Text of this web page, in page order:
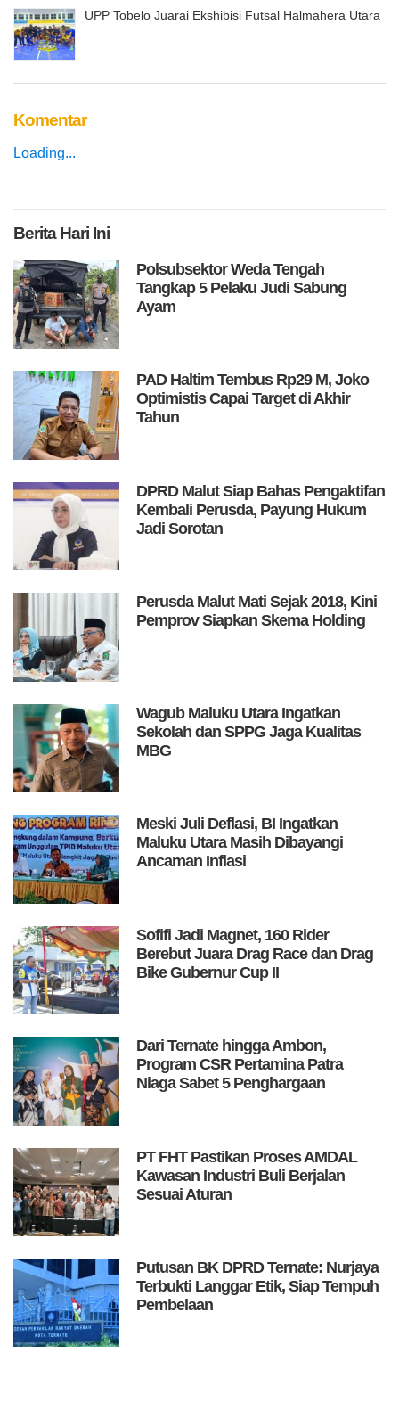
UPP Tobelo Juarai Ekshibisi Futsal Halmahera Utara
Komentar
Loading...
BeritaHari Ini
Polsubsektor Weda Tengah
Tangkap 5 Pelaku Judi Sabung
Ayam
PAD Haltim Tembus Rp29 M, Joko
Optimistis Capai Target di Akhir
Tahun
DPRD Malut Siap Bahas Pengaktifan
Kembali Perusda, Payung Hukum
Jadi Sorotan
Perusda Malut Mati Sejak 2018, Kini
Pemprov Siapkan Skema Holding
Wagub Maluku Utara Ingatkan
Sekolah dan SPPG Jaga Kualitas
MBG
Meski Juli Deflasi, BI Ingatkan
Maluku Utara Masih Dibayangi
Ancaman Inflasi
Sofifi Jadi Magnet, 160 Rider
Berebut Juara Drag Race dan Drag
Bike Gubernur Cup II
Dari Ternate hingga Ambon,
Program CSR Pertamina Patra
Niaga Sabet 5 Penghargaan
PT FHT Pastikan Proses AMDAL
Kawasan Industri Buli Berjalan
Sesuai Aturan
Putusan BK DPRD Ternate: Nurjaya
Terbukti Langgar Etik, Siap Tempuh
Pembelaan